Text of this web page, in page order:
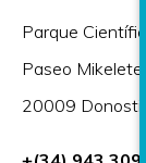
Parque
Paseo
20009